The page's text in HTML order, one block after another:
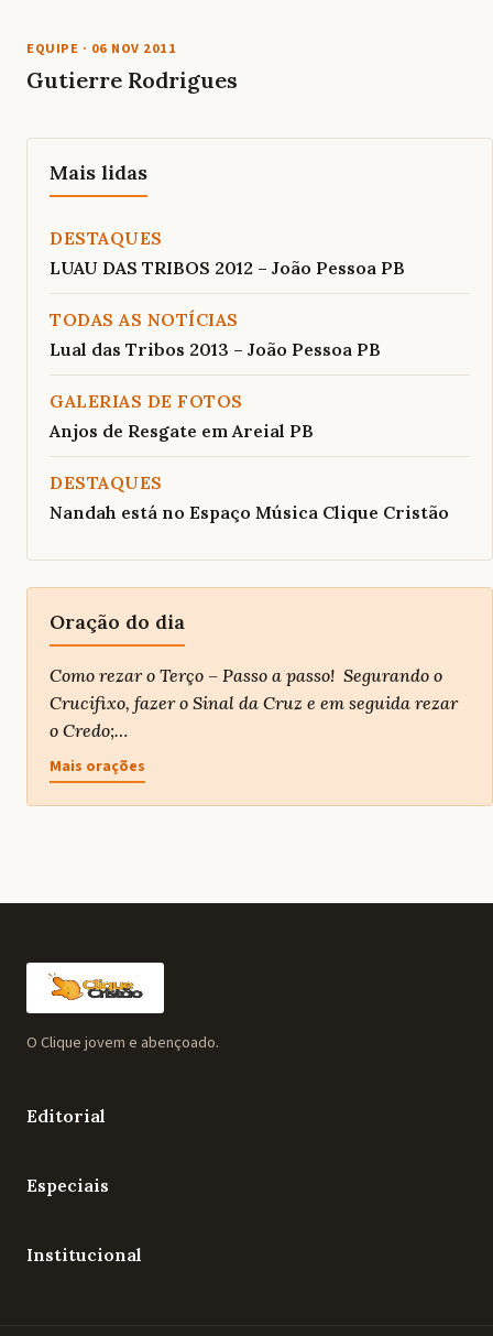
EQUIPE · 06 NOV 2011
Gutierre Rodrigues
Mais lidas
DESTAQUES
LUAU DAS TRIBOS 2012 – João Pessoa PB
TODAS AS NOTÍCIAS
Lual das Tribos 2013 – João Pessoa PB
GALERIAS DE FOTOS
Anjos de Resgate em Areial PB
DESTAQUES
Nandah está no Espaço Música Clique Cristão
Oração do dia
Como rezar o Terço – Passo a passo! Segurando o
Crucifixo, fazer o Sinal da Cruz e em seguida rezar
o Credo;…
Mais orações
O Clique jovem e abençoado.
Editorial
Especiais
Institucional